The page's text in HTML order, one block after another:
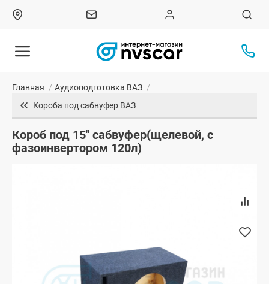
Главная / Аудиоподготовка ВАЗ /
Короба под сабвуфер ВАЗ
Короб под 15" сабвуфер(щелевой, с
фазоинвертором 120л)